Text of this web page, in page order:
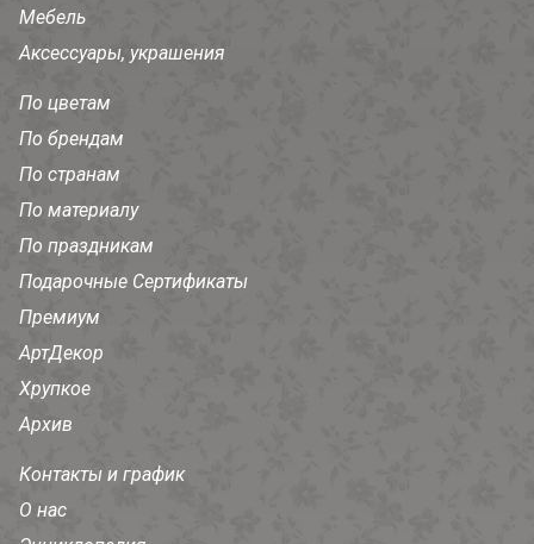
Мебель
Аксессуары, украшения
По цветам
По брендам
По странам
По материалу
По праздникам
Подарочные Сертификаты
Премиум
АртДекор
Хрупкое
Архив
Контакты и график
О нас